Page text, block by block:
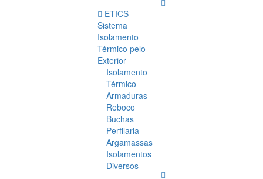
ETICS -
Sistema
Isolamento
Térmico pelo
Exterior
Isolamento
Térmico
Armaduras
Reboco
Buchas
Perfilaria
Argamassas
Isolamentos
Diversos